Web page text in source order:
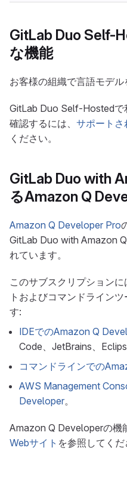
GitLab Duo Self-
な機能
お客様の組織で言語モデル
GitLab Duo Self-Hostedで
確認するには、 サポートさ
ください。
GitLab Duo with
るAmazon Q
Amazon Q Developer Pro
GitLab Duo with Amazon
れています。
このサブスクリプション
トおよびコマンドライン
す:
IDEでのAmazon Q
Code、JetBrains、
コマンドラインでの
AWS Management
Developer。
Amazon Q Developerの機
Webサイト を参照してくだ